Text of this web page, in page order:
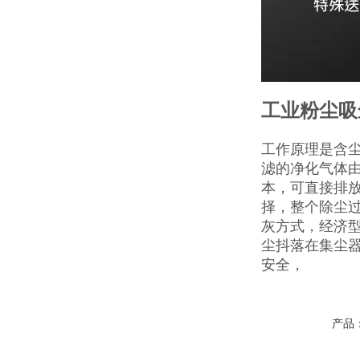
工业粉尘
工作原理是含
滤的净化气体
本，可直接排
择，整个除尘
灰方式，经济
尘抖落在集尘
安全，
产品